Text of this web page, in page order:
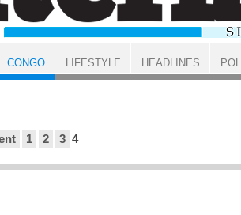
1 2 3 4
CONGO LIFESTYLE HEADLINES